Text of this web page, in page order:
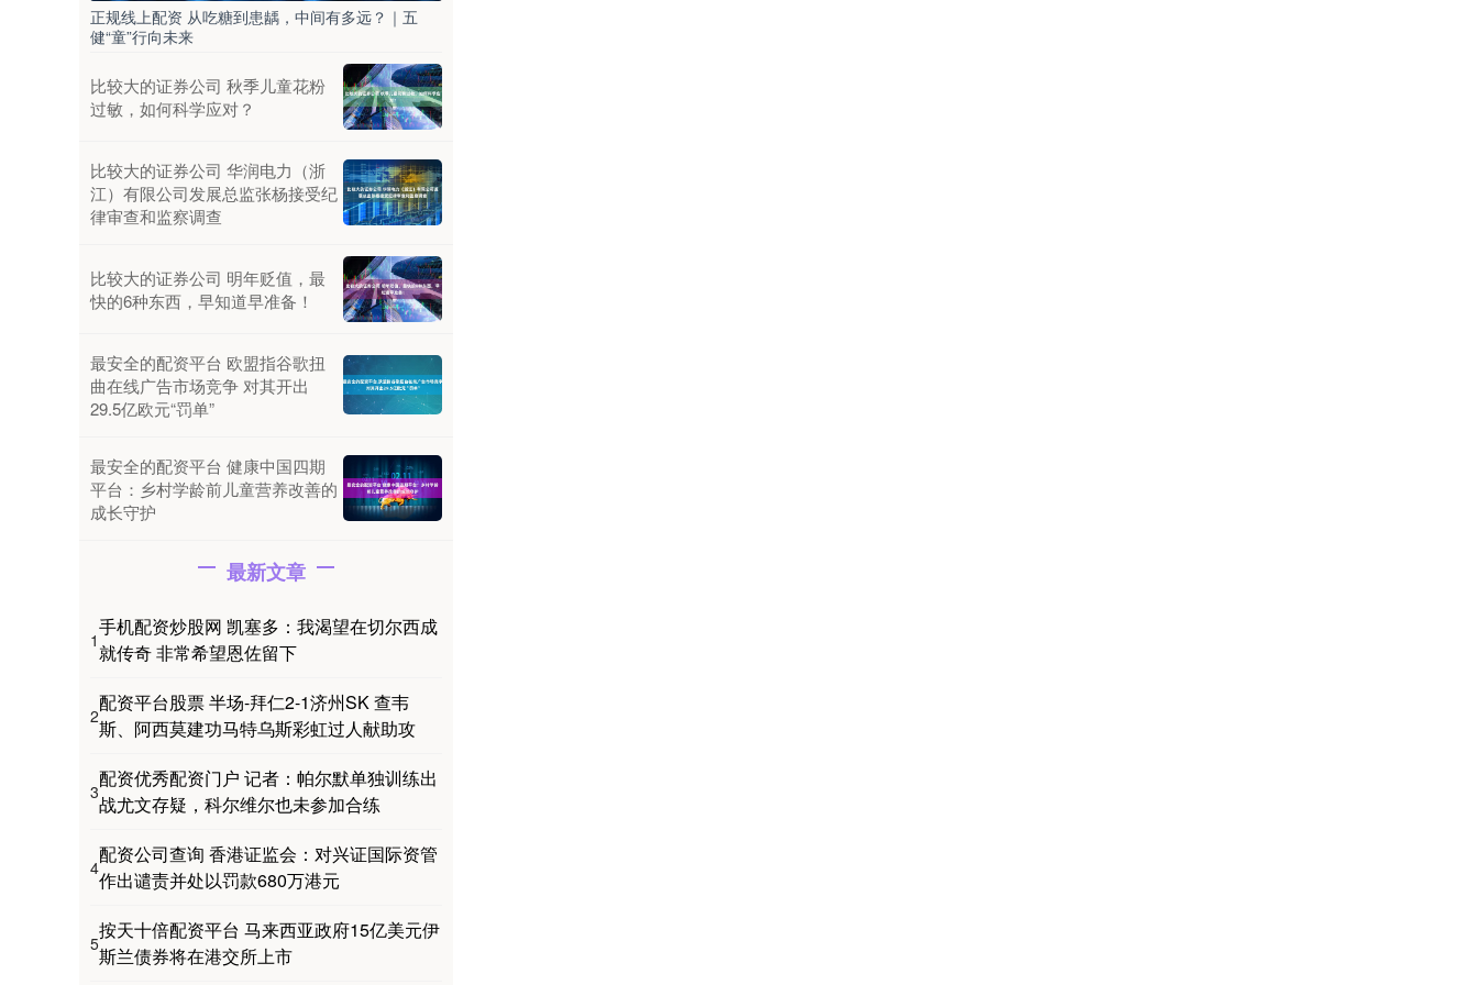
正规线上配资 从吃糖到患龋，中间有多远？｜五
健“童”行向未来
比较大的证券公司 秋季儿童花粉
过敏，如何科学应对？
比较大的证券公司 华润电力（浙
江）有限公司发展总监张杨接受纪
律审查和监察调查
比较大的证券公司 明年贬值，最
快的6种东西，早知道早准备！
最安全的配资平台 欧盟指谷歌扭
曲在线广告市场竞争 对其开出
29.5亿欧元“罚单”
最安全的配资平台 健康中国四期
平台：乡村学龄前儿童营养改善的
成长守护
最新文章
1
手机配资炒股网 凯塞多：我渴望在切尔西成
就传奇 非常希望恩佐留下
2
配资平台股票 半场-拜仁2-1济州SK 查韦
斯、阿西莫建功马特乌斯彩虹过人献助攻
3
配资优秀配资门户 记者：帕尔默单独训练出
战尤文存疑，科尔维尔也未参加合练
4
配资公司查询 香港证监会：对兴证国际资管
作出谴责并处以罚款680万港元
5
按天十倍配资平台 马来西亚政府15亿美元伊
斯兰债券将在港交所上市